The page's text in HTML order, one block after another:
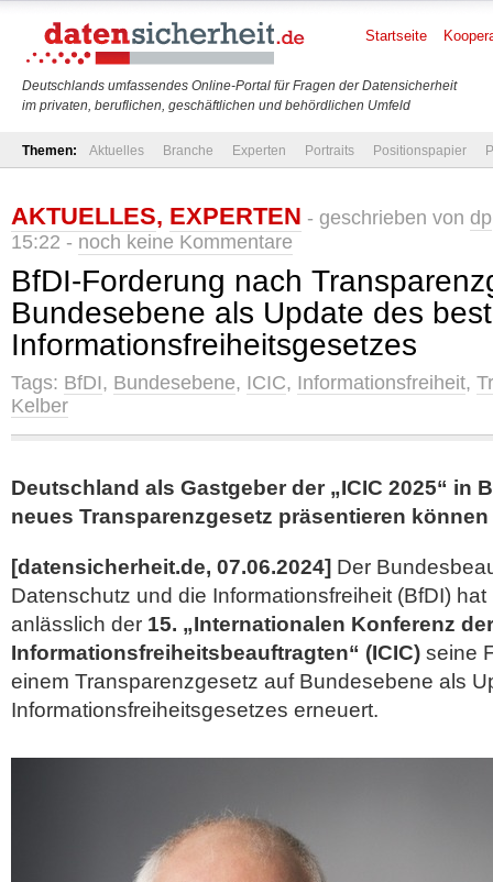
Deutschlands umfassendes Online-Portal für Fragen der Datensicherheit
im privaten, beruflichen, geschäftlichen und behördlichen Umfeld
Startseite
Themen: Aktuelles Branche Experten Portraits Positionspapier
AKTUELLES, EXPERTEN - geschrieben von dp
15:22 - noch keine Kommentare
BfDI-Forderung nach
Bundesebene als Update des
Informationsfreiheitsgesetzes
Tags: BfDI, Bundesebene, ICIC, Informationsfreiheit,
Kelber
Deutschland als Gastgeber der „ICIC 2025“ in
neues Transparenzgesetz präsentieren können
[datensicherheit.de, 07.06.2024] Der
Datenschutz und die Informationsfreiheit (BfDI)
anlässlich der 15. „Internationalen Konferenz der
Informationsfreiheitsbeauftragten“ (ICIC) seine
einem Transparenzgesetz auf Bundesebene als
Informationsfreiheitsgesetzes erneuert.